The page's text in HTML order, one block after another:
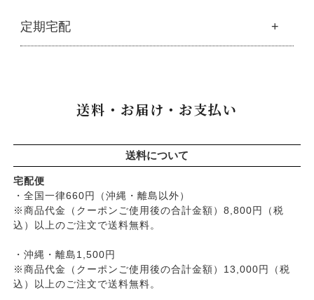
├クレンジング・洗顔
クリーム・オイル
├男性におすすめスキンケア
リップ・ハンドケア
├入浴用
└デオドラント
├ボディケア
├
ヘアケア
├無添加シャンプー
├無添加コンディショナーなど
├石鹸シャンプー・リンス
├
洗浄・キッチン雑貨
├メーカー直送品（豆・米・塩など）
マヨネーズ・ソース・甘味料
├漬物・乾物・海藻
├加工品
└コーヒー・茶類
├洗濯
├バス・トイレ
ブランド一覧
├アムリターラ
かつらぎ（マグポーリン）
├五條良品販売（五條の霧水）
├コズグロ
├ジザニア
├
ナイアード
├ハーブ研究所（山澤清）
├パルセイユ（ボンヌプランツ）
├
ぺカルト
定期宅配
無添加石鹸
├ヘアケア
└オーラルケア
送料・お届け・お支払い
送料について
宅配便
・全国一律660円（沖縄・離島以外）
※商品代金（クーポンご使用後の合計金額）8,800円（税
込）以上のご注文で送料無料。
・沖縄・離島1,500円
※商品代金（クーポンご使用後の合計金額）13,000円（税
込）以上のご注文で送料無料。